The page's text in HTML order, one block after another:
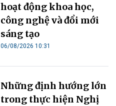
hoạt động khoa học,
công nghệ và đổi mới
sáng tạo
06/08/2026 10:31
Những định hướng lớn
trong thực hiện Nghị